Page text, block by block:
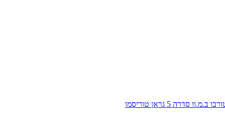
ב.מ.וו סדרה 5 גראן טוריסמו